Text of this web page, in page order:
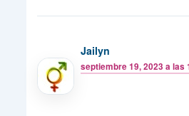
Jailyn
septiembre 19, 2023 a las